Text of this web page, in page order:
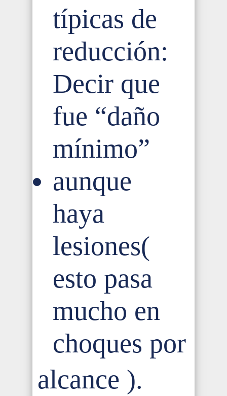
típicas de
reducción:
Decir que
fue “daño
mínimo”
aunque
haya
lesiones(
esto pasa
mucho en
choques por
alcance ).